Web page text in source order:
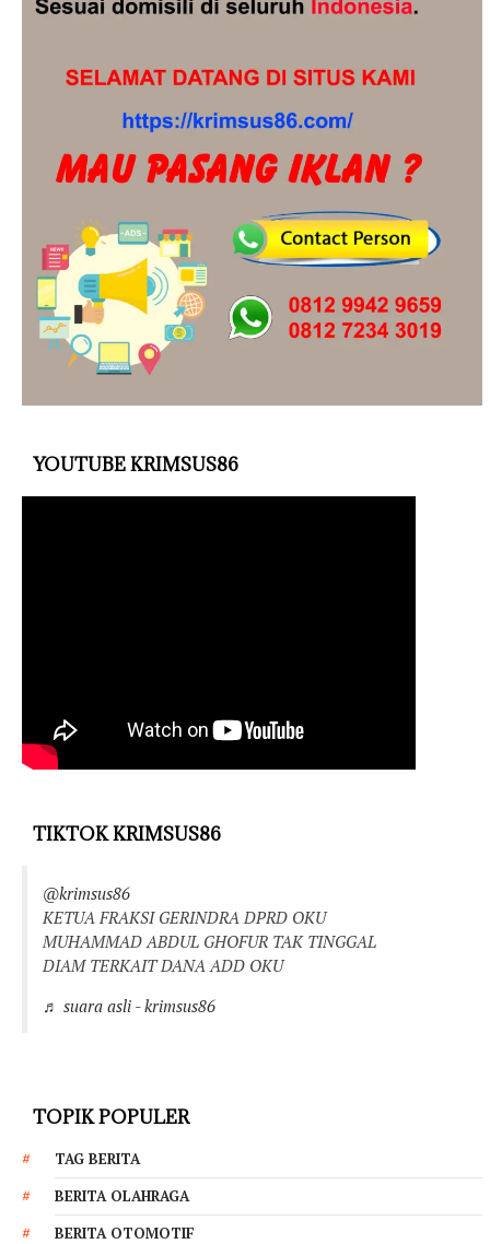
YOUTUBE KRIMSUS86
TIKTOK KRIMSUS86
@krimsus86
KETUA FRAKSI GERINDRA DPRD OKU
MUHAMMAD ABDUL GHOFUR TAK TINGGAL
DIAM TERKAIT DANA ADD OKU
♬ suara asli - krimsus86
TOPIK POPULER
TAG BERITA
BERITA OLAHRAGA
BERITA OTOMOTIF